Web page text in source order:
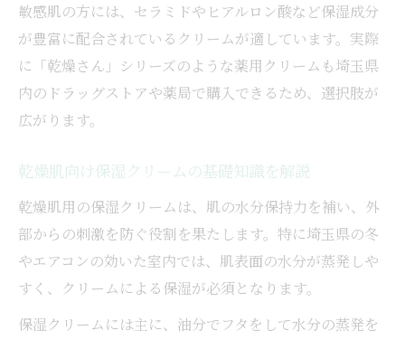
乾燥肌対策で大切なスキンケア手順紹介
高保湿クリームの使い方と工夫ポイント
埼玉県で見つける高保湿クリーム活用法
乾燥肌向け高保湿クリームの選び方ガイド
乾燥肌に合うクリーム探しの実践方法
高保湿クリームを賢く使う活用ポイント
乾燥肌改善のための店舗選びアドバイス
皮膚科処方との違いに注目するべき理由
乾燥肌対策に皮膚科処方と市販品の違い
皮膚科で受けられる乾燥肌治療の特徴
敏感肌の方には、セラミドやヒアルロン酸など保湿成分
が豊富に配合されているクリームが適しています。実際
に「乾燥さん」シリーズのような薬用クリームも埼玉県
内のドラッグストアや薬局で購入できるため、選択肢が
広がります。
乾燥肌向け保湿クリームの基礎知識を解説
乾燥肌用の保湿クリームは、肌の水分保持力を補い、外
部からの刺激を防ぐ役割を果たします。特に埼玉県の冬
やエアコンの効いた室内では、肌表面の水分が蒸発しや
すく、クリームによる保湿が必須となります。
保湿クリームには主に、油分でフタをして水分の蒸発を